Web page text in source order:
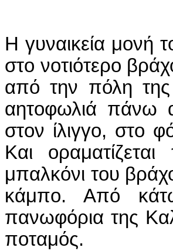
Η γυναικεία μονή
στο νοτιότερο
από την πόλη
αητοφωλιά πάνω
στον ίλιγγο, στο
Και
μπαλκόνι του
κάμπο. Από
πανωφόρια της
ποταμός.